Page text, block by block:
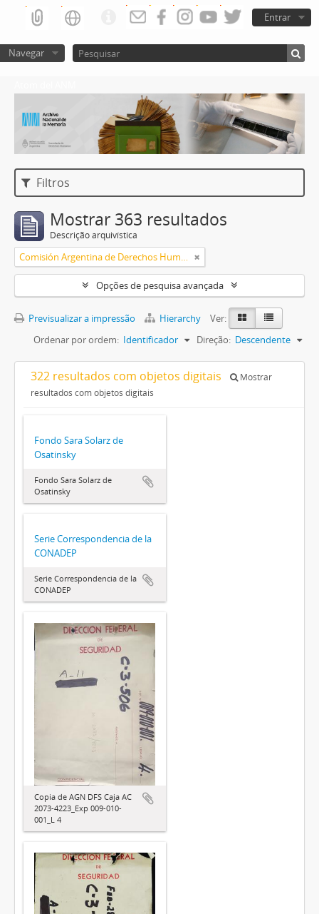
Entrar
Navegar
Filtros
Mostrar 363 resultados
Descrição arquivística
Comisión Argentina de Derechos Humanos (CADHU)
Opções de pesquisa avançada
Previsualizar a impressão Hierarchy
Ver:
Ordenar por ordem: Identificador Direção: Descendente
322 resultados com objetos digitais
Mostrar
resultados com objetos digitais
Fondo Sara Solarz de
Osatinsky
Fondo Sara Solarz de
Osatinsky
Serie Correspondencia de la
CONADEP
Serie Correspondencia de la
CONADEP
Copia de AGN DFS Caja AC
2073-4223_Exp 009-010-
001_L 4